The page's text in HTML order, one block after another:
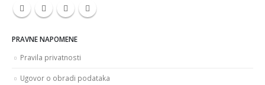
PRAVNE NAPOMENE
Pravila privatnosti
Ugovor o obradi podataka